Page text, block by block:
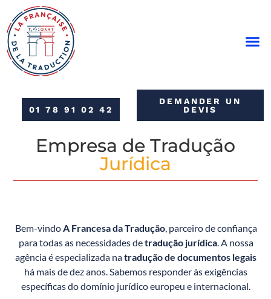
01 78 91 02 42
DEMANDER UN
DEVIS
Empresa de Tradução
Jurídica
Bem-vindoA Francesa da Tradução, parceiro de confiança
para todas as necessidades detradução jurídica. A nossa
agência é especializada natradução de documentos legais
há mais de dez anos. Sabemos responder às exigências
específicas do domínio jurídico europeu e internacional.